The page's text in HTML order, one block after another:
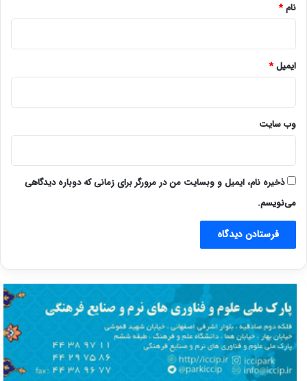
نام*
ایمیل*
وب‌ سایت
ذخیره نام، ایمیل و وبسایت من در مرورگر برای زمانی که دوباره دیدگاهی
می‌نویسم.